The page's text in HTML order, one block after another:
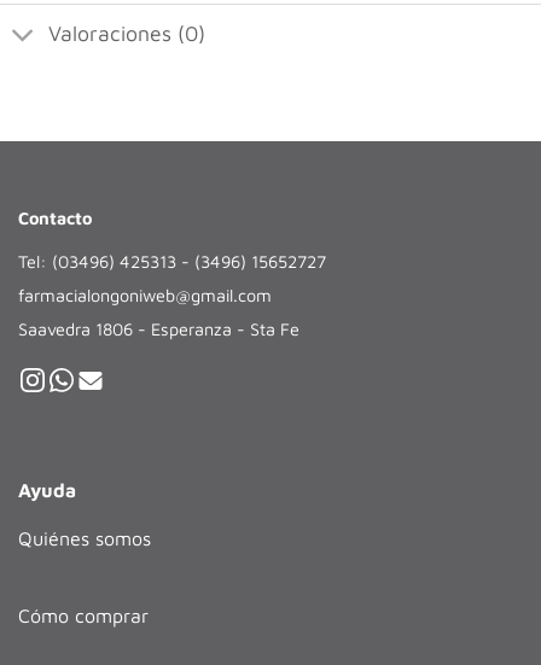
Valoraciones (0)
Contacto
Tel: (03496) 425313 - (3496) 15652727
farmacialongoniweb@gmail.com
Saavedra 1806 - Esperanza - Sta Fe
Ayuda
Quiénes somos
Cómo comprar